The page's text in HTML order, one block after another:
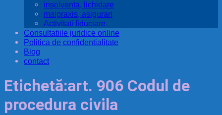
insolventa, lichidare
malpraxis, asigurari
Activitati fiduciare
Consultatiile juridice online
Politica de confidentialitate
Blog
contact
Etichetă:art. 906 Codul de
procedura civila